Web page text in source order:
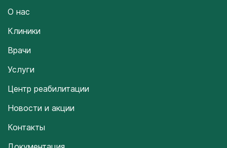
О нас
Клиники
Врачи
Услуги
Центр реабилитации
Новости и акции
Контакты